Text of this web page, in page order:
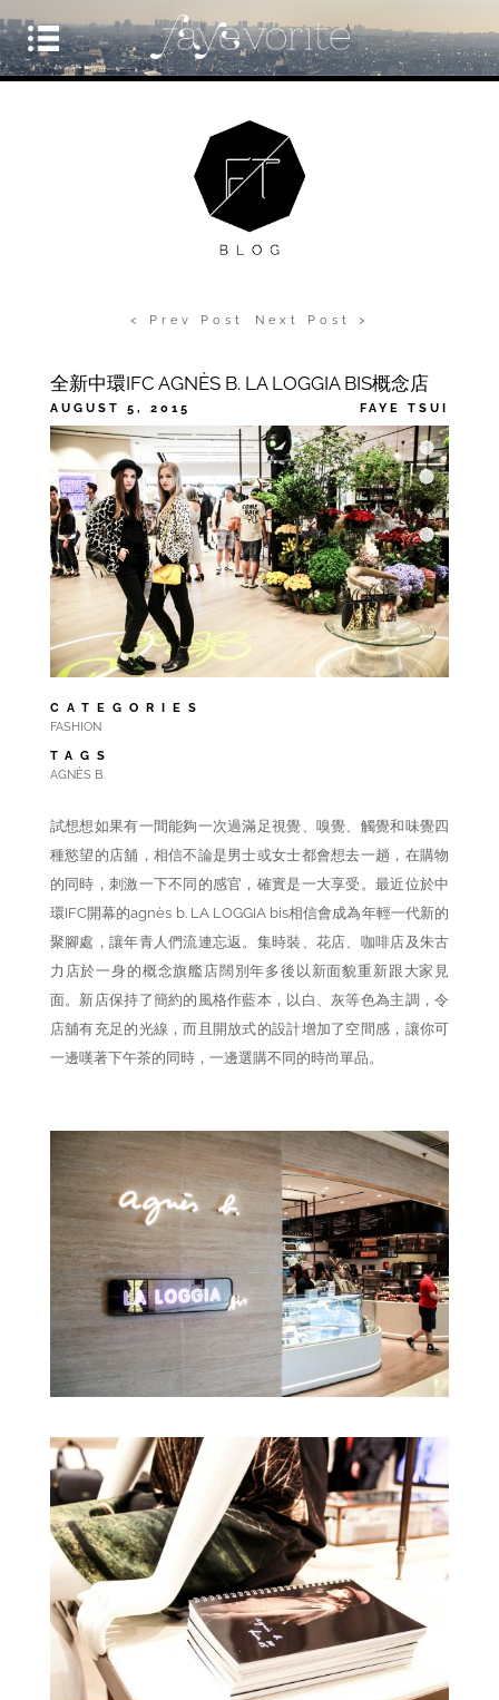
< Prev Post Next Post >
全新中環IFC AGNÈS B. LA LOGGIA BIS概念店
AUGUST 5, 2015 FAYE TSUI
CATEGORIES
FASHION
TAGS
AGNÈS B.
試想想如果有一間能夠一次過滿足視覺、嗅覺、觸覺和味覺四
種慾望的店舖，相信不論是男士或女士都會想去一趟，在購物
的同時，刺激一下不同的感官，確實是一大享受。最近位於中
環IFC開幕的agnès b. LA LOGGIA bis相信會成為年輕一代新的
聚腳處，讓年青人們流連忘返。集時裝、花店、咖啡店及朱古
力店於一身的概念旗艦店闊別年多後以新面貌重新跟大家見
面。新店保持了簡約的風格作藍本，以白、灰等色為主調，令
店舖有充足的光線，而且開放式的設計增加了空間感，讓你可
一邊嘆著下午茶的同時，一邊選購不同的時尚單品。